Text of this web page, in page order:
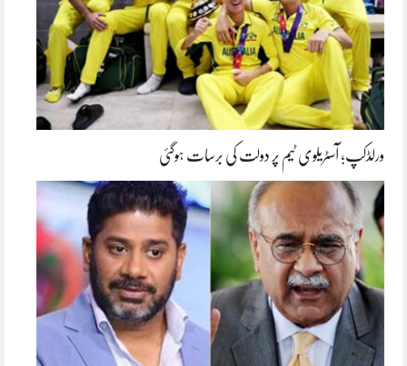
ورلڈکپ؛ آسٹریلوی ٹیم پر دولت کی برسات ہوگئی